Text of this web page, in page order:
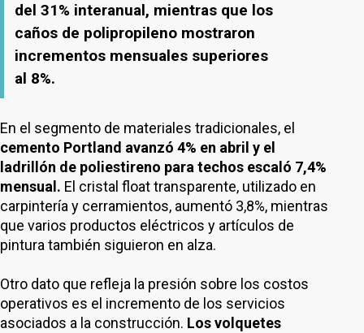
del 31% interanual, mientras que los
caños de polipropileno mostraron
incrementos mensuales superiores
al 8%.
En el segmento de materiales tradicionales, el
cemento Portland avanzó 4% en abril y el
ladrillón de poliestireno para techos escaló 7,4%
mensual. El cristal float transparente, utilizado en
carpintería y cerramientos, aumentó 3,8%, mientras
que varios productos eléctricos y artículos de
pintura también siguieron en alza.
Otro dato que refleja la presión sobre los costos
operativos es el incremento de los servicios
asociados a la construcción. Los volquetes